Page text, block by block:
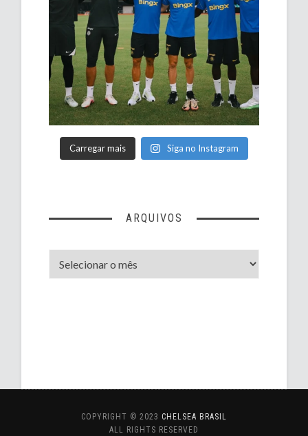
Carregar mais Siga no Instagram
ARQUIVOS
COPYRIGHT © 2023 CHELSEA BRASIL
ALL RIGHTS RESERVED